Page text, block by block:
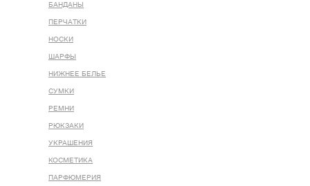
БАНДАНЫ
ПЕРЧАТКИ
НОСКИ
ШАРФЫ
НИЖНЕЕ БЕЛЬЕ
СУМКИ
РЕМНИ
РЮКЗАКИ
УКРАШЕНИЯ
КОСМЕТИКА
ПАРФЮМЕРИЯ